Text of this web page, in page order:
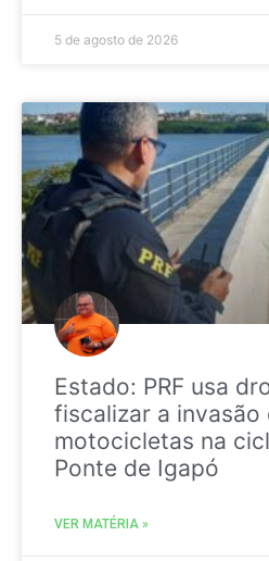
5 de agosto de 2026
Estado: PRF usa
fiscalizar a invasão
motocicletas na
Ponte de Igapó
VER MATÉRIA »